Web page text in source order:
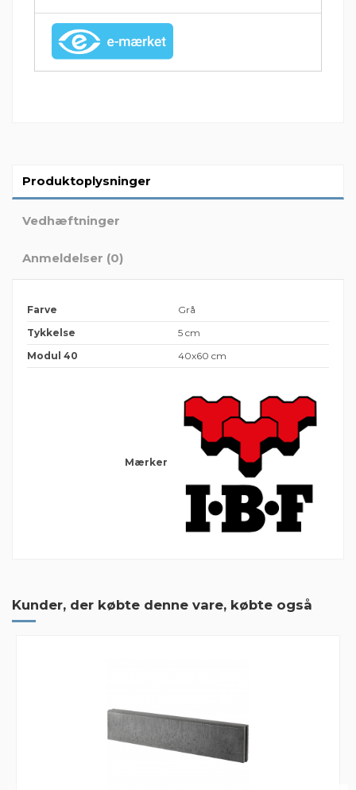
Produktoplysninger
Vedhæftninger
Anmeldelser (0)
Farve
Grå
Tykkelse
5 cm
Modul 40
40x60 cm
Mærker
Kunder, der købte denne vare, købte også